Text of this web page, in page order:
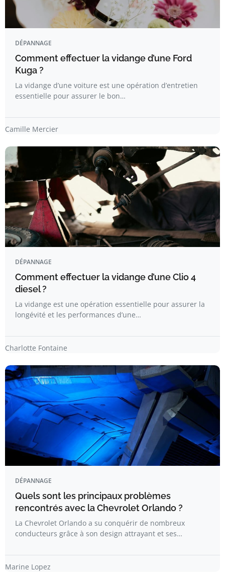
DÉPANNAGE
Comment effectuer la vidange d’une Ford
Kuga ?
La vidange d’une voiture est une opération d’entretien
essentielle pour assurer le bon…
Camille Mercier
DÉPANNAGE
Comment effectuer la vidange d’une Clio 4
diesel ?
La vidange est une opération essentielle pour assurer la
longévité et les performances d’une…
Charlotte Fontaine
DÉPANNAGE
Quels sont les principaux problèmes
rencontrés avec la Chevrolet Orlando ?
La Chevrolet Orlando a su conquérir de nombreux
conducteurs grâce à son design attrayant et ses…
Marine Lopez